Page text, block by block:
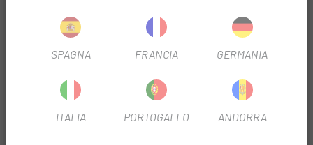
INFORMAZIONI SUL PRODOTTO
Catena compatibile: Shimano HG 8/7/6 velocità.
SPAGNA FRANCIA GERMANIA
ITALIA PORTOGALLO ANDORRA